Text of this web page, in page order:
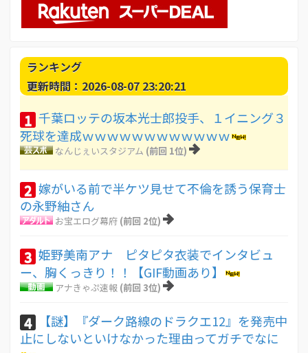
ランキング
更新時間：2026-08-07 23:20:21
1 千葉ロッテの坂本光士郎投手、１イニング３
死球を達成ｗｗｗｗｗｗｗｗｗｗｗｗ
なんじぇいスタジアム (前回 1位)
2 嫁がいる前で半ケツ見せて不倫を誘う保育士
の永野紬さん
お宝エログ幕府 (前回 2位)
3 姫野美南アナ ピタピタ衣装でインタビュ
ー、胸くっきり！！【GIF動画あり】
アナきゃぷ速報 (前回 3位)
4
【謎】『ダーク路線のドラクエ12』を発売中
止にしないといけなかった理由ってガチでなに